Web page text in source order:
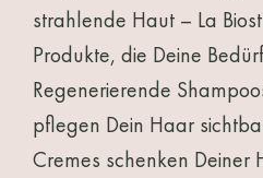
strahlende Haut – La
Produkte, die Deine
Regenerierende
pflegen Dein Haar
Cremes schenken Deiner